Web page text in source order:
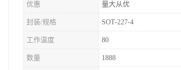
优惠 量大从优
封装/规格 SOT-227-4
工作温度 80
数量 1888